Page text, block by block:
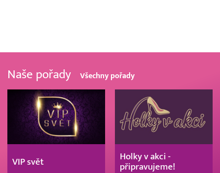
Naše pořady Všechny pořady
VIP svět
Holky v akci -
připravujeme!